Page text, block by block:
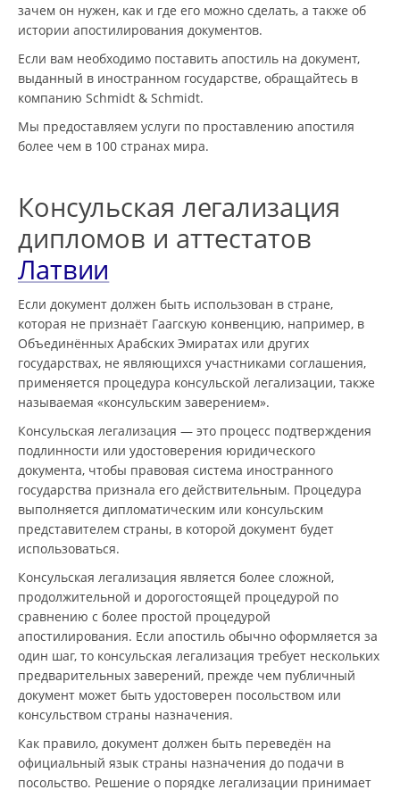
зачем он нужен, как и где его можно сделать, а также об
истории апостилирования документов.
Если вам необходимо поставить апостиль на документ,
выданный в иностранном государстве, обращайтесь в
компанию Schmidt & Schmidt.
Мы предоставляем услуги по проставлению апостиля
более чем в 100 странах мира.
Консульская легализация
дипломов и аттестатов
Латвии
Если документ должен быть использован в стране,
которая не признаёт Гаагскую конвенцию, например, в
Объединённых Арабских Эмиратах или других
государствах, не являющихся участниками соглашения,
применяется процедура консульской легализации, также
называемая «консульским заверением».
Консульская легализация — это процесс подтверждения
подлинности или удостоверения юридического
документа, чтобы правовая система иностранного
государства признала его действительным. Процедура
выполняется дипломатическим или консульским
представителем страны, в которой документ будет
использоваться.
Консульская легализация является более сложной,
продолжительной и дорогостоящей процедурой по
сравнению с более простой процедурой
апостилирования. Если апостиль обычно оформляется за
один шаг, то консульская легализация требует нескольких
предварительных заверений, прежде чем публичный
документ может быть удостоверен посольством или
консульством страны назначения.
Как правило, документ должен быть переведён на
официальный язык страны назначения до подачи в
посольство. Решение о порядке легализации принимает